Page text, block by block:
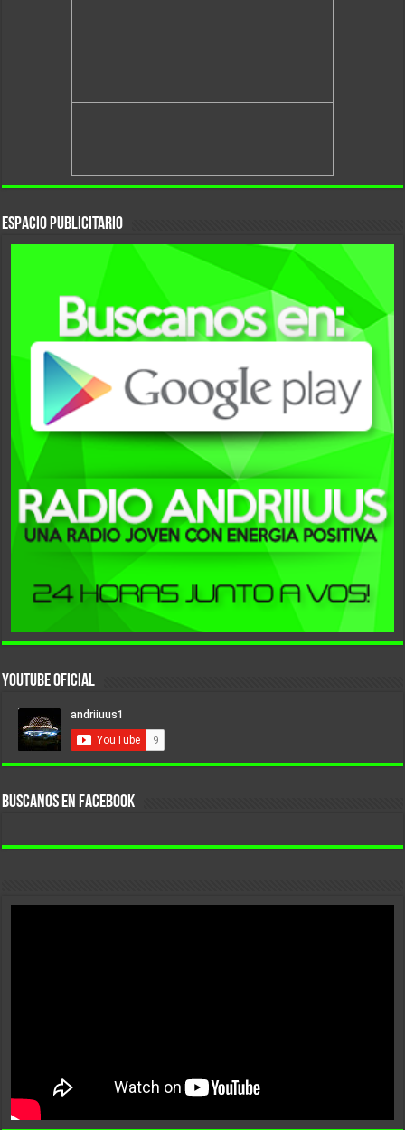
Espacio Publicitario
YouTube Oficial
BUSCANOS EN FACEBOOK